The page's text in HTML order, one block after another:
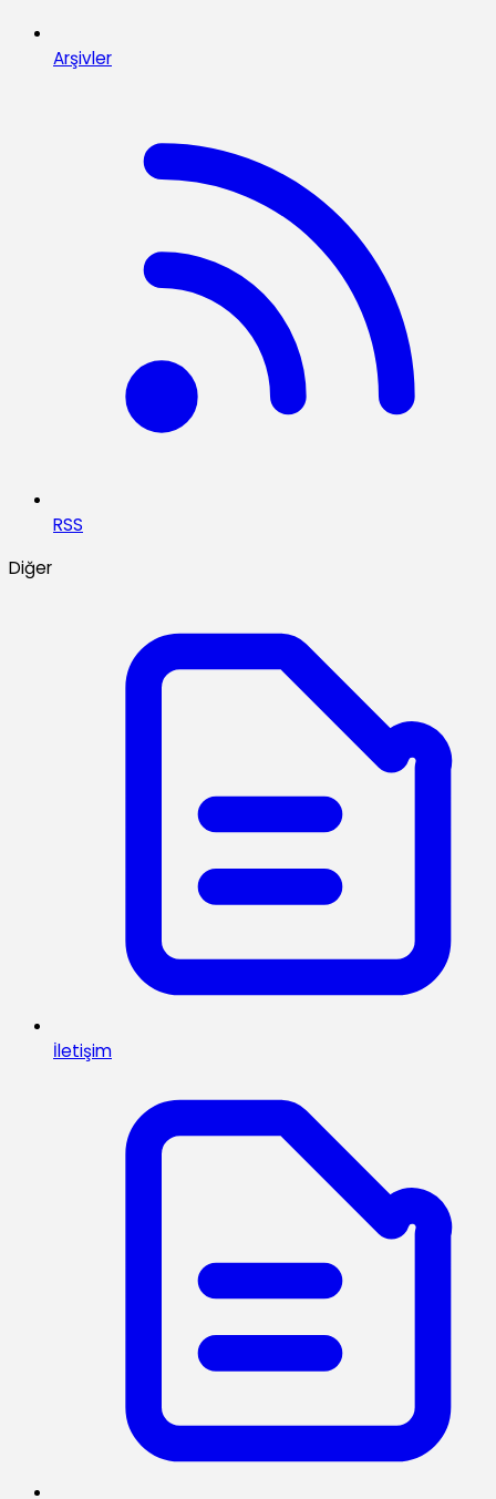
Arşivler
RSS
Diğer
İletişim